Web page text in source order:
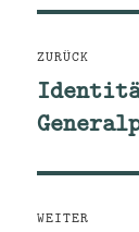
ZURÜCK
Vorheriger
Beitrag:
WEITER